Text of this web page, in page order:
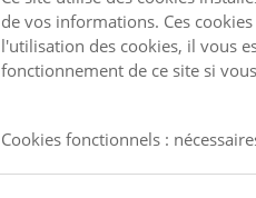
de vos informations. Ces
l'utilisation des cookies, il vous
fonctionnement de ce site si
Cookies fonctionnels :